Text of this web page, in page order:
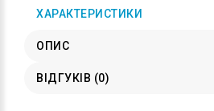
ХАРАКТЕРИСТИКИ
ОПИС
ВІДГУКІВ (0)